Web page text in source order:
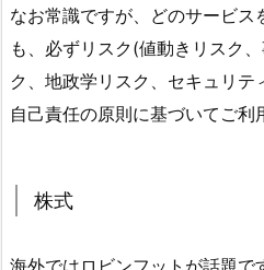
なお常識ですが、どのサービス
も、必ずリスク(値動きリスク
ク、地政学リスク、セキュリテ
自己責任の原則に基づいてご利
株式
海外ではロビンフットが話題で